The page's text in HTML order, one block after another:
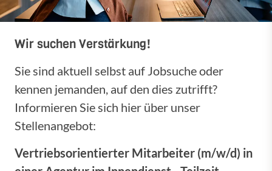
Wir suchen Verstärkung!
Sie sind aktuell selbst auf Jobsuche oder
kennen jemanden, auf den dies zutrifft?
Informieren Sie sich hier über unser
Stellenangebot:
Vertriebsorientierter Mitarbeiter (m/w/d) in